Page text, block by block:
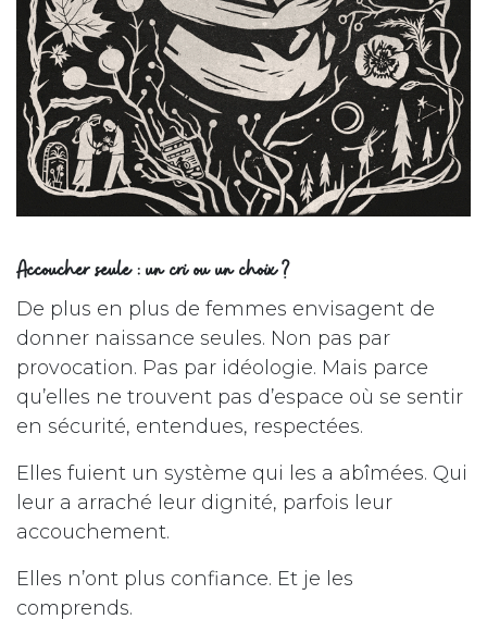
Accoucher seule : un cri ou un choix ?
De plus en plus de femmes envisagent de
donner naissance seules. Non pas par
provocation. Pas par idéologie. Mais parce
qu’elles ne trouvent pas d’espace où se sentir
en sécurité, entendues, respectées.
Elles fuient un système qui les a abîmées. Qui
leur a arraché leur dignité, parfois leur
accouchement.
Elles n’ont plus confiance. Et je les
comprends.